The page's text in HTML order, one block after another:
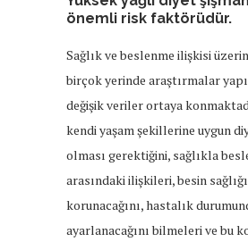
önemli risk faktörüdür.
Sağlık ve beslenme ilişkisi
birçok yerinde araştırmalar
değişik veriler ortaya
kendi yaşam şekillerine uygun
olması gerektiğini, sağlıkla
arasındaki ilişkileri, besin
korunacağını, hastalık
ayarlanacağını bilmeleri ve bu